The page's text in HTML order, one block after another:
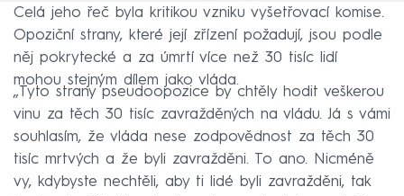
Celá jeho řeč byla kritikou vzniku vyšetřovací komise.
Opoziční strany, které její zřízení požadují, jsou podle
něj pokrytecké a za úmrtí více než 30 tisíc lidí
mohou stejným dílem jako vláda.
„Tyto strany pseudoopozice by chtěly hodit veškerou
vinu za těch 30 tisíc zavražděných na vládu. Já s vámi
souhlasím, že vláda nese zodpovědnost za těch 30
tisíc mrtvých a že byli zavražděni. To ano. Nicméně
vy, kdybyste nechtěli, aby ti lidé byli zavražděni, tak